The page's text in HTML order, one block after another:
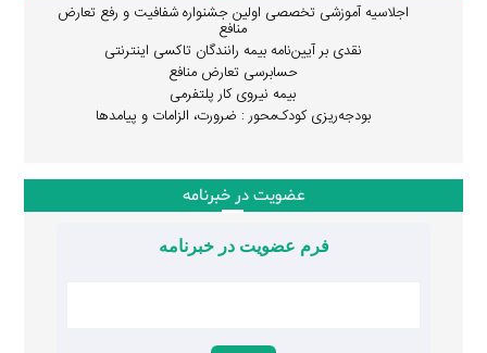
اجلاسیه آموزشی تخصصی اولین جشنواره شفافیت و رفع تعارض
منافع
نقدی بر آیین‌نامه بیمه رانندگان تاکسی اینترنتی
حسابرسی تعارض منافع
بیمه نیروی کار پلتفرمی
بودجه‌ریزی کودک‌محور : ضرورت، الزامات و پیامدها
عضویت در خبرنامه
فرم عضویت در خبرنامه